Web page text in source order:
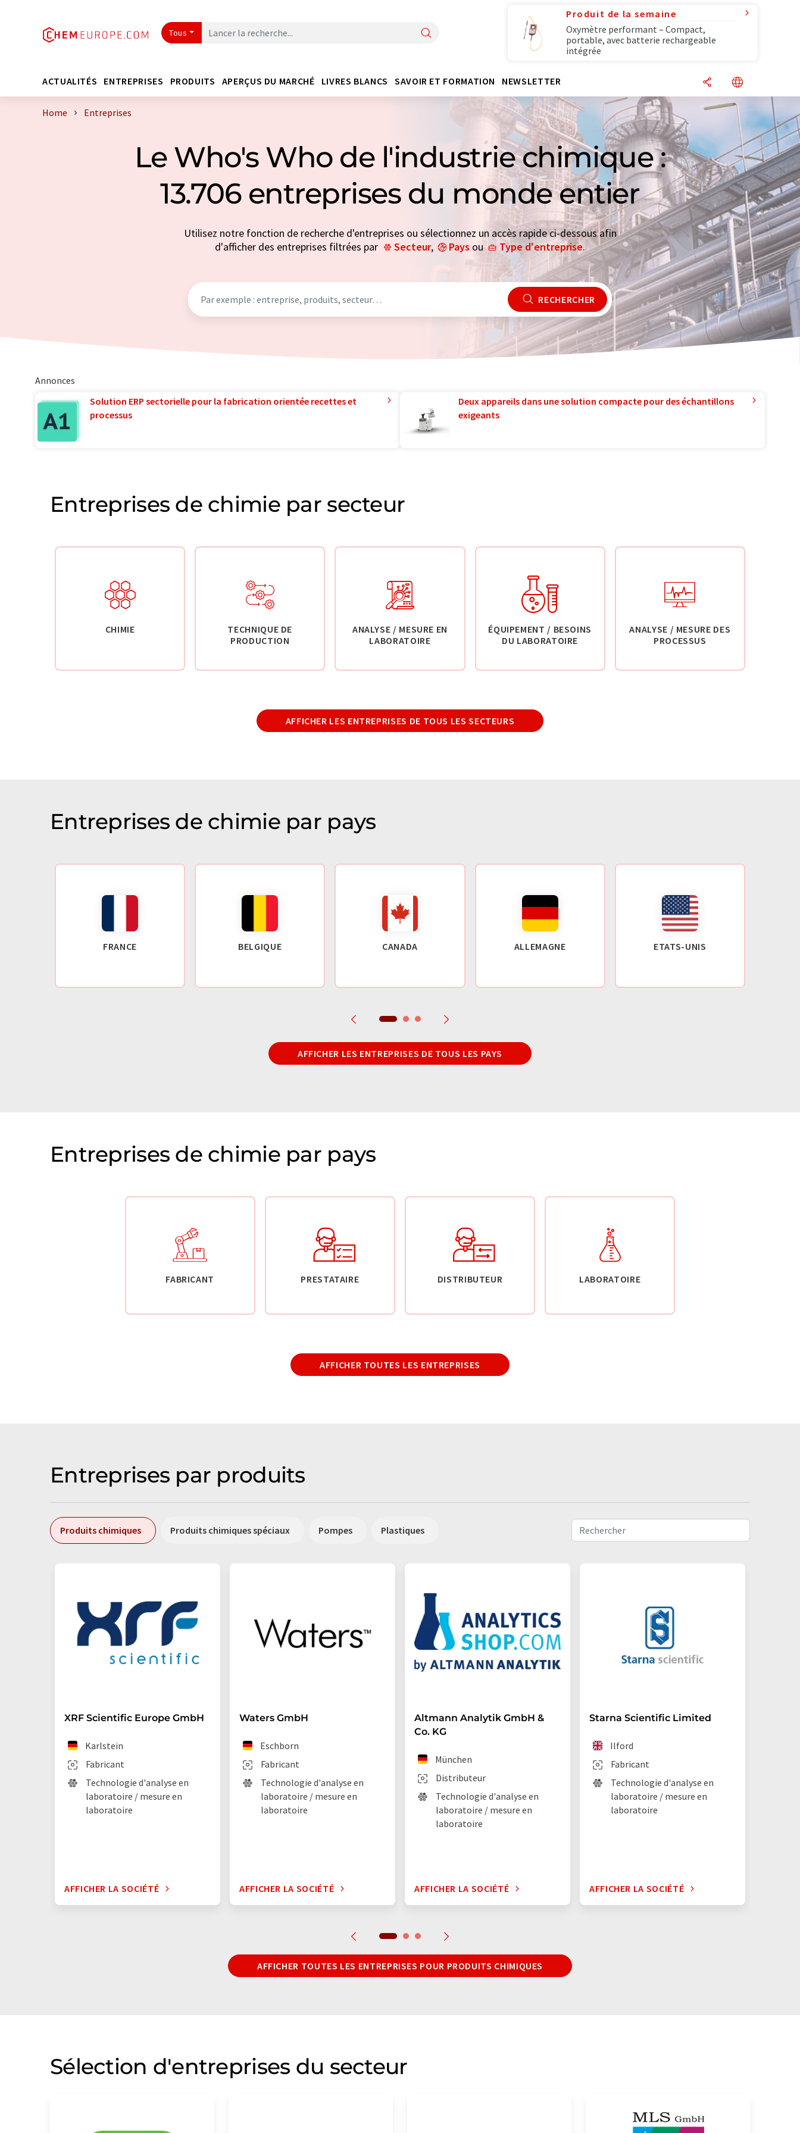
Tous
Produit de la semaine
Oxymètre performant – Compact,
portable, avec batterie rechargeable
intégrée
ACTUALITÉS ENTREPRISES PRODUITS APERÇUS DU MARCHÉ LIVRES BLANCS SAVOIR ET FORMATION NEWSLETTER
Home Entreprises
Le Who's Who de l'industrie chimique :
13.706 entreprises du monde entier
Utilisez notre fonction de recherche d'entreprises ou sélectionnez un accès rapide ci-dessous afin
d'afficher des entreprises filtrées par
Secteur, Pays ou Type d'entreprise.
RECHERCHER
Annonces
Solution ERP sectorielle pour la fabrication orientée recettes et
processus
Deux appareils dans une solution compacte pour des échantillons
exigeants
Entreprises de chimie par secteur
CHIMIE
TECHNIQUE DE
PRODUCTION
ANALYSE / MESURE EN
LABORATOIRE
ÉQUIPEMENT / BESOINS
DU LABORATOIRE
ANALYSE / MESURE DES
PROCESSUS
AFFICHER LES ENTREPRISES DE TOUS LES SECTEURS
Entreprises de chimie par pays
FRANCE BELGIQUE CANADA ALLEMAGNE ETATS-UNIS
AFFICHER LES ENTREPRISES DE TOUS LES PAYS
Entreprises de chimie par pays
FABRICANT PRESTATAIRE DISTRIBUTEUR LABORATOIRE
AFFICHER TOUTES LES ENTREPRISES
Entreprises par produits
Produits chimiques Produits chimiques spéciaux Pompes Plastiques
XRF Scientific Europe GmbH
Fabricant
Karlstein
Technologie d'analyse en
laboratoire / mesure en
laboratoire
AFFICHER LA SOCIÉTÉ
Waters GmbH
Fabricant
Eschborn
Technologie d'analyse en
laboratoire / mesure en
laboratoire
AFFICHER LA SOCIÉTÉ
Altmann Analytik GmbH &
Co. KG
Distributeur
München
Technologie d'analyse en
laboratoire / mesure en
laboratoire
AFFICHER LA SOCIÉTÉ
Starna Scientific Limited
Fabricant
Ilford
Technologie d'analyse en
laboratoire / mesure en
laboratoire
AFFICHER LA SOCIÉTÉ
AFFICHER TOUTES LES ENTREPRISES POUR PRODUITS CHIMIQUES
Sélection d'entreprises du secteur